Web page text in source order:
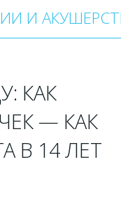
И
КАК
— КАК
В 14 ЛЕТ